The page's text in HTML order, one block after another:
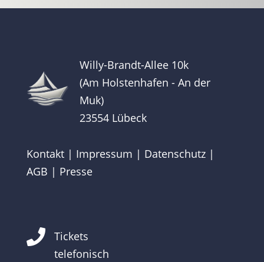
Willy-Brandt-Allee 10k
(Am Holstenhafen - An der
Muk)
23554 Lübeck
Kontakt| Impressum | Datenschutz|
AGB | Presse

Tickets
telefonisch